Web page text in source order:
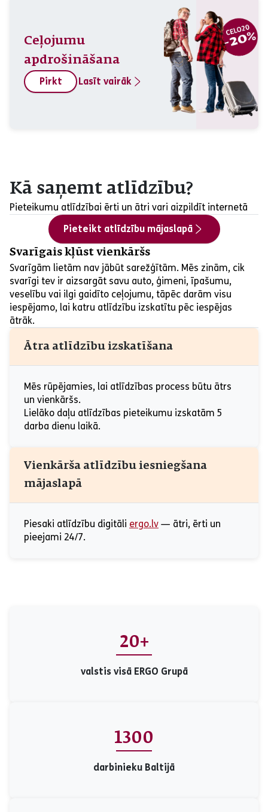
Ceļojumu
apdrošināšana
Pirkt Lasīt vairāk
Kā saņemt atlīdzību?
Pieteikumu atlīdzībai ērti un ātri vari aizpildīt internetā
Pieteikt atlīdzību mājaslapā
Svarīgais kļūst vienkāršs
Svarīgām lietām nav jābūt sarežģītām. Mēs zinām, cik
svarīgi tev ir aizsargāt savu auto, ģimeni, īpašumu,
veselību vai ilgi gaidīto ceļojumu, tāpēc darām visu
iespējamo, lai katru atlīdzību izskatītu pēc iespējas
ātrāk.
Ātra atlīdzību izskatīšana
Mēs rūpējamies, lai atlīdzības process būtu ātrs
un vienkāršs.
Lielāko daļu atlīdzības pieteikumu izskatām 5
darba dienu laikā.
Vienkārša atlīdzību iesniegšana
mājaslapā
Piesaki atlīdzību digitāli ergo.lv — ātri, ērti un
pieejami 24/7.
20+
valstis visā ERGO Grupā
1300
darbinieku Baltijā